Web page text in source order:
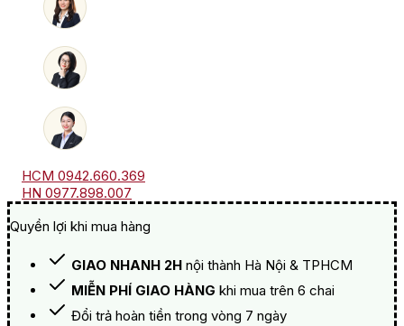
HCM 0942.660.369
HN 0977.898.007
Quyền lợi khi mua hàng
GIAO NHANH 2H nội thành Hà Nội & TPHCM
MIỄN PHÍ GIAO HÀNG khi mua trên 6 chai
Đổi trả hoàn tiền trong vòng 7 ngày